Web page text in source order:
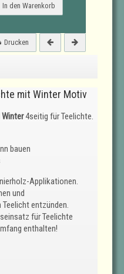
In den Warenkorb
Drucken
mit Winter Motiv
4seitig für Teelichte.
bauen
Applikationen.
und
entzünden.
für Teelichte
enthalten!